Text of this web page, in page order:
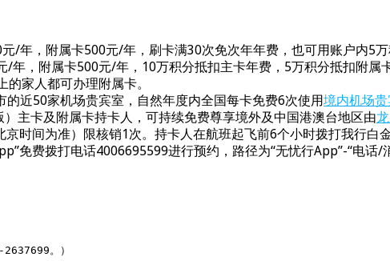
/年，附属卡500元/年，刷卡满30次免次年年费，也可用账户内5
/年，附属卡500元/年，10万积分抵扣主卡年费，5万积分抵扣附属
家人都可办理附属卡。
近50家机场贵宾室，自然年度内全国每卡免费6次使用境内机场
主卡及附属卡持卡人，可持续免费尊享境外及中国港澳台地区由
时间为准）限核销1次。持卡人在航班起飞前6个小时拨打我行白
免费拨打电话4006695599进行预约，路径为“无忧行App”-“电话/消
。）